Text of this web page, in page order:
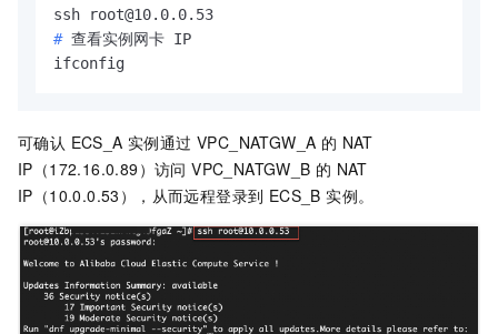
# 查看实例网卡 IP
ifconfig
可确认 ECS_A 实例通过 VPC_NATGW_A 的 NAT
IP（172.16.0.89）访问 VPC_NATGW_B 的 NAT
IP（10.0.0.53），从而远程登录到 ECS_B 实例。